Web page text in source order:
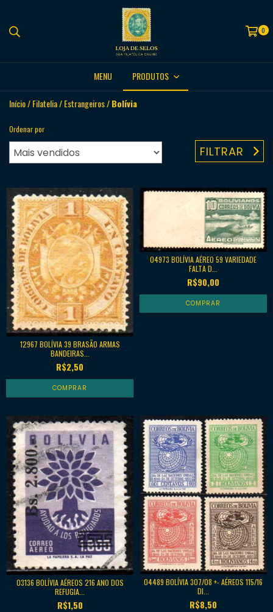
0
MENU PRODUTOS
Início/Filatelia/Estrangeiros/Bolívia
Ordenar por
FILTRAR
12967 BOLÍVIA 39 BRASÃO ARMAS
BANDEIRAS...
R$2,50
04973 BOLÍVIA AÉREO 59 VARIEDADE
FALTA D...
R$90,00
03136 BOLÍVIA AÉREOS 216 ANO DOS
REFUGIA...
R$1,50
04489 BOLÍVIA 307/08 +- AÉREOS 115/16
DI...
R$8,50